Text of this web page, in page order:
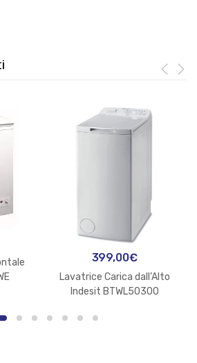
399,00€
Lavatrice Carica dall’Alto
Indesit BTWL50300